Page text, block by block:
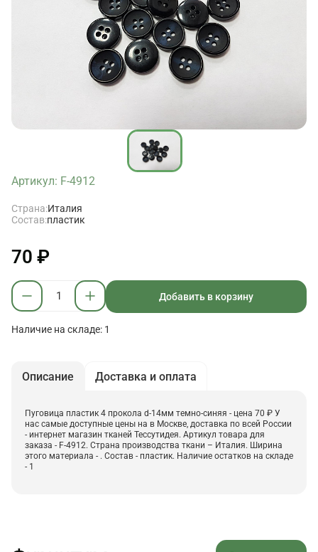
Артикул: F-4912
Страна:Италия
Состав:пластик
70 ₽
Добавить в корзину
Наличие на складе: 1
Описание Доставка и оплата
Пуговица пластик 4 прокола d-14мм темно-синяя - цена 70 ₽ У
нас самые доступные цены на в Москве, доставка по всей России
- интернет магазин тканей Тессутидея. Артикул товара для
заказа - F-4912. Страна производства ткани – Италия. Ширина
этого материала - . Состав - пластик. Наличие остатков на складе
- 1